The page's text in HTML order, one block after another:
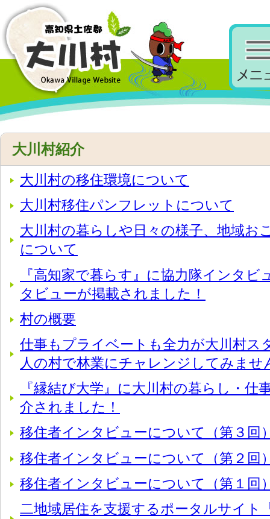
大川村紹介
大川村の移住環境について
大川村移住パンフレットについて
大川村の暮らしや日々の様子、地域お
について
『高知家で暮らす』に協力隊インタビ
タビューが掲載されました！
村の概要
仕事もプライベートも全力が大川村ス
人の村で林業にチャレンジしてみませ
『縁結び大学』に大川村の暮らし・仕
介されました！
移住者インタビューについて（第３回
移住者インタビューについて（第２回
移住者インタビューについて（第１回
二地域居住を支援するポータルサイト